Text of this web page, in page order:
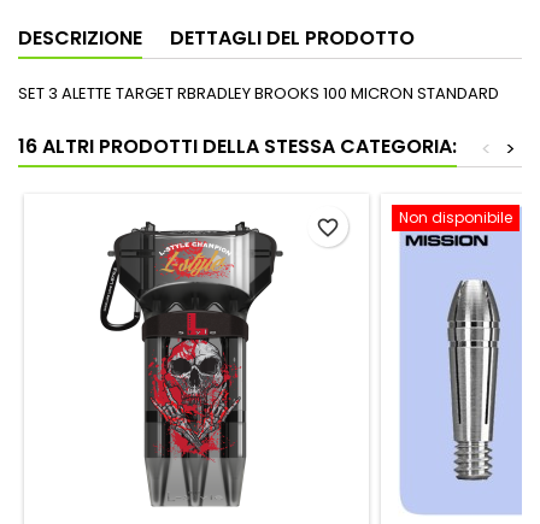
DESCRIZIONE DETTAGLI DEL PRODOTTO
SET 3 ALETTE TARGET RBRADLEY BROOKS 100 MICRON STANDARD
16 ALTRI PRODOTTI DELLA STESSA CATEGORIA: >
<
favorite_border Non disponibile